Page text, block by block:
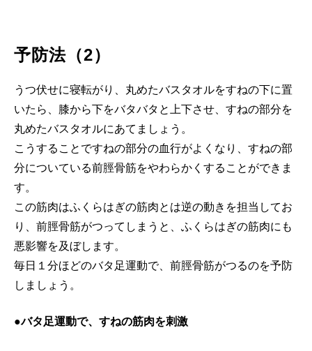
予防法（2）
うつ伏せに寝転がり、丸めたバスタオルをすねの下に置
いたら、膝から下をバタバタと上下させ、すねの部分を
丸めたバスタオルにあてましょう。
こうすることですねの部分の血行がよくなり、すねの部
分についている前脛骨筋をやわらかくすることができま
す。
この筋肉はふくらはぎの筋肉とは逆の動きを担当してお
り、前脛骨筋がつってしまうと、ふくらはぎの筋肉にも
悪影響を及ぼします。
毎日１分ほどのバタ足運動で、前脛骨筋がつるのを予防
しましょう。
●バタ足運動で、すねの筋肉を刺激